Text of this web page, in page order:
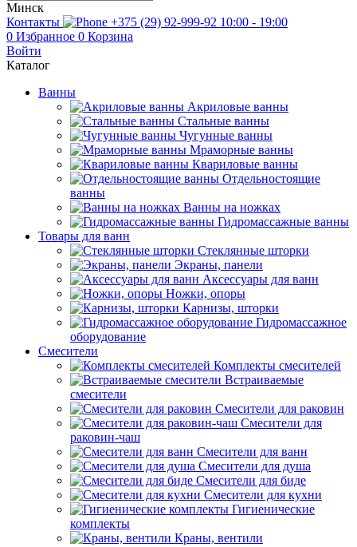
Минск
Контакты
+375 (29) 92-999-92 10:00 - 19:00
0 Избранное 0 Корзина
Войти
Каталог
Ванны
Акриловые ванны
Стальные ванны
Чугунные ванны
Мраморные ванны
Квариловые ванны
Отдельностоящие
ванны
Ванны на ножках
Гидромассажные ванны
Товары для ванн
Стеклянные шторки
Экраны, панели
Аксессуары для ванн
Ножки, опоры
Карнизы, шторки
Гидромассажное
оборудование
Смесители
Комплекты смесителей
Встраиваемые
смесители
Смесители для раковин
Смесители для
раковин-чаш
Смесители для ванн
Смесители для душа
Смесители для биде
Смесители для кухни
Гигиенические
комплекты
Краны, вентили